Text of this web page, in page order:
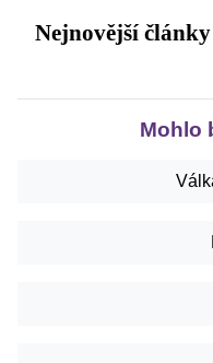
Nejnovější články
Mohlo